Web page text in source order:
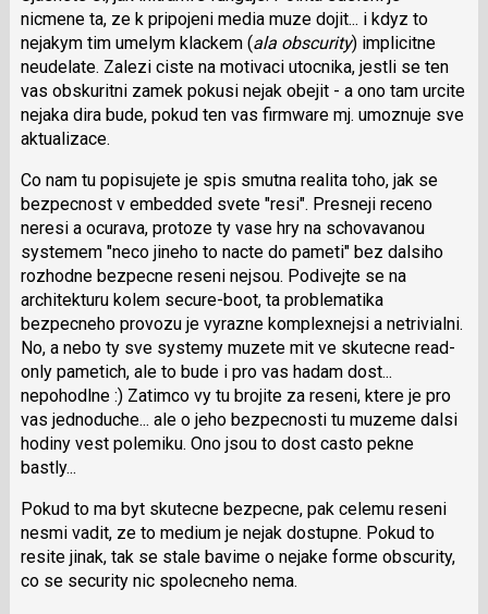
pro
následující
a
P
pro
předchozí
názor
nicmene ta, ze k pripojeni media muze dojit... i kdyz to
nejakym tim umelym klackem (ala obscurity) implicitne
neudelate. Zalezi ciste na motivaci utocnika, jestli se ten
vas obskuritni zamek pokusi nejak obejit - a ono tam urcite
nejaka dira bude, pokud ten vas firmware mj. umoznuje sve
aktualizace.
Co nam tu popisujete je spis smutna realita toho, jak se
bezpecnost v embedded svete "resi". Presneji receno
neresi a ocurava, protoze ty vase hry na schovavanou
systemem "neco jineho to nacte do pameti" bez dalsiho
rozhodne bezpecne reseni nejsou. Podivejte se na
architekturu kolem secure-boot, ta problematika
bezpecneho provozu je vyrazne komplexnejsi a netrivialni.
No, a nebo ty sve systemy muzete mit ve skutecne read-
only pametich, ale to bude i pro vas hadam dost...
nepohodlne :) Zatimco vy tu brojite za reseni, ktere je pro
vas jednoduche... ale o jeho bezpecnosti tu muzeme dalsi
hodiny vest polemiku. Ono jsou to dost casto pekne
bastly...
Pokud to ma byt skutecne bezpecne, pak celemu reseni
nesmi vadit, ze to medium je nejak dostupne. Pokud to
resite jinak, tak se stale bavime o nejake forme obscurity,
co se security nic spolecneho nema.